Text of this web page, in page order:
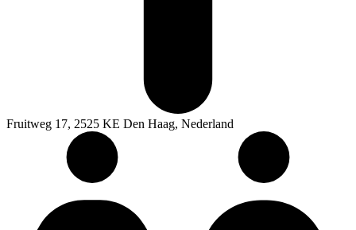
Fruitweg 17, 2525 KE Den Haag, Nederland